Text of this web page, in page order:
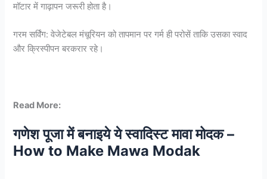
मॉटार में गाढ़ापन जरूरी होता है।
गरम सर्विंग: वेजेटेबल मंचूरियन को तापमान पर गर्म ही परोसें ताकि उसका स्वाद
और क्रिस्पीपन बरकरार रहे।
Read More:
गणेश पूजा में बनाइये ये स्वादिस्ट मावा मोदक –
How to Make Mawa Modak